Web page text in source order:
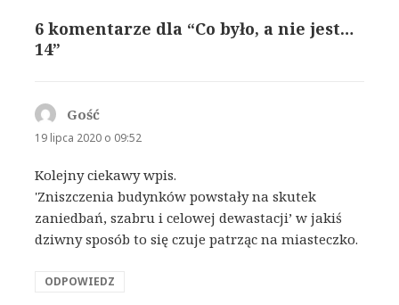
6 komentarze dla “Co było, a nie jest…
14”
Gośćpisze:
19 lipca 2020 o 09:52
Kolejny ciekawy wpis.
'Zniszczenia budynków powstały na skutek
zaniedbań, szabru i celowej dewastacji’ w jakiś
dziwny sposób to się czuje patrząc na miasteczko.
ODPOWIEDZ